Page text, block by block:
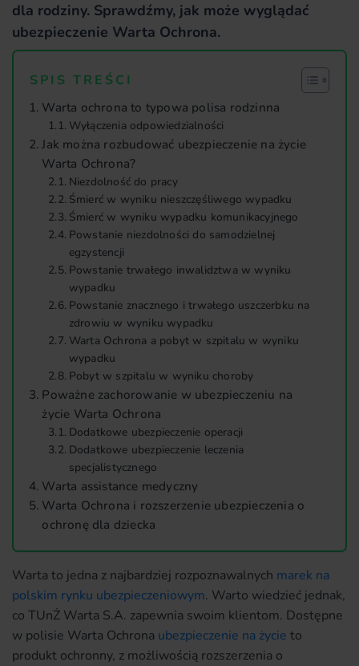
dla rodziny. Sprawdźmy, jak może wyglądać
ubezpieczenie Warta Ochrona.
SPIS TREŚCI
Warta ochrona to typowa polisa rodzinna
Wyłączenia odpowiedzialności
Jak można rozbudować ubezpieczenie na życie
Warta Ochrona?
Niezdolność do pracy
Śmierć w wyniku nieszczęśliwego wypadku
Śmierć w wyniku wypadku komunikacyjnego
Powstanie niezdolności do samodzielnej
egzystencji
Powstanie trwałego inwalidztwa w wyniku
wypadku
Powstanie znacznego i trwałego uszczerbku na
zdrowiu w wyniku wypadku
Warta Ochrona a pobyt w szpitalu w wyniku
wypadku
Pobyt w szpitalu w wyniku choroby
Poważne zachorowanie w ubezpieczeniu na
życie Warta Ochrona
Dodatkowe ubezpieczenie operacji
Dodatkowe ubezpieczenie leczenia
specjalistycznego
Warta assistance medyczny
Warta Ochrona i rozszerzenie ubezpieczenia o
ochronę dla dziecka
Warta to jedna z najbardziej rozpoznawalnych marek na
polskim rynku ubezpieczeniowym. Warto wiedzieć jednak,
co TUnŻ Warta S.A. zapewnia swoim klientom. Dostępne
w polisie Warta Ochrona ubezpieczenie na życie to
produkt ochronny, z możliwością rozszerzenia o